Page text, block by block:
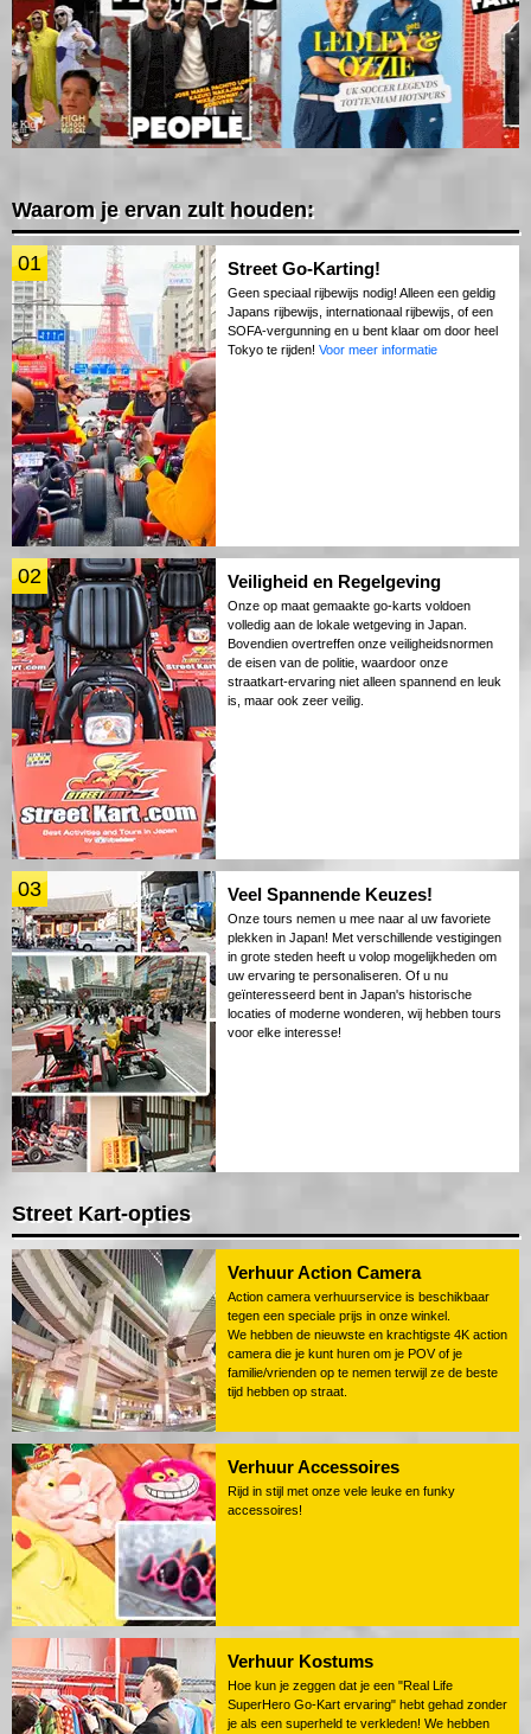
Waarom je ervan zult houden:
01 Street Go-Karting!
Geen speciaal rijbewijs nodig! Alleen een geldig
Japans rijbewijs, internationaal rijbewijs, of een
SOFA-vergunning en u bent klaar om door heel
Tokyo te rijden! Voor meer informatie
02 Veiligheid en Regelgeving
Onze op maat gemaakte go-karts voldoen
volledig aan de lokale wetgeving in Japan.
Bovendien overtreffen onze veiligheidsnormen
de eisen van de politie, waardoor onze
straatkart-ervaring niet alleen spannend en leuk
is, maar ook zeer veilig.
03 Veel Spannende Keuzes!
Onze tours nemen u mee naar al uw favoriete
plekken in Japan! Met verschillende vestigingen
in grote steden heeft u volop mogelijkheden om
uw ervaring te personaliseren. Of u nu
geïnteresseerd bent in Japan's historische
locaties of moderne wonderen, wij hebben tours
voor elke interesse!
Street Kart-opties
Verhuur Action Camera
Action camera verhuurservice is beschikbaar
tegen een speciale prijs in onze winkel.
We hebben de nieuwste en krachtigste 4K action
camera die je kunt huren om je POV of je
familie/vrienden op te nemen terwijl ze de beste
tijd hebben op straat.
Verhuur Accessoires
Rijd in stijl met onze vele leuke en funky
accessoires!
Verhuur Kostums
Hoe kun je zeggen dat je een "Real Life
SuperHero Go-Kart ervaring" hebt gehad zonder
je als een superheld te verkleden! We hebben